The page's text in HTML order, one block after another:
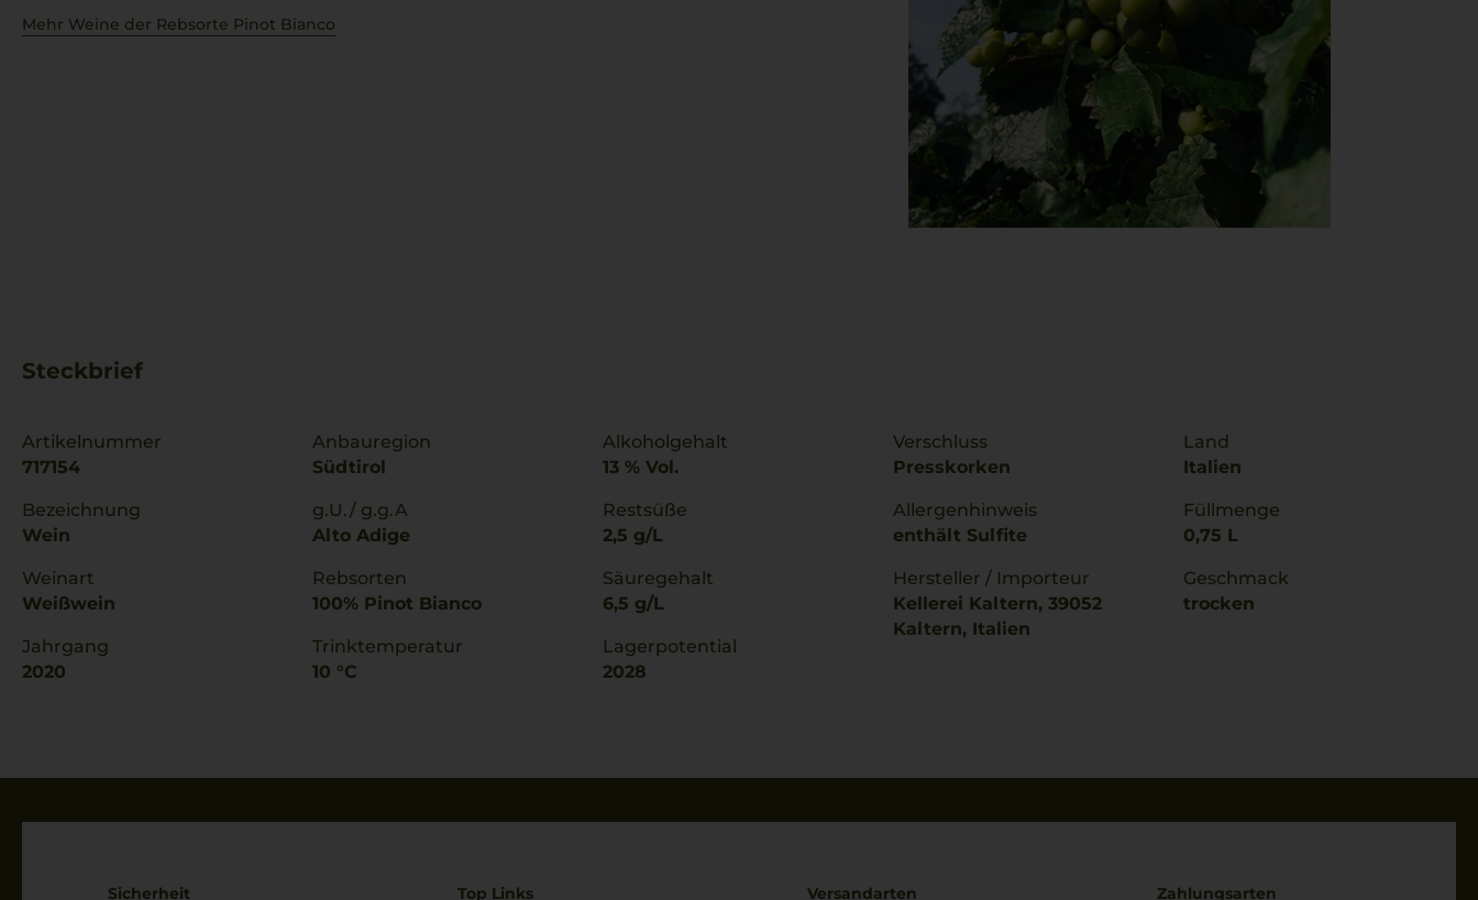
Mehr Weine der Rebsorte Pinot Bianco
Steckbrief
Artikelnummer
717154
Bezeichnung
Wein
Weinart
Weißwein
Jahrgang
2020
Anbauregion
Südtirol
g.U./ g.g.A
Alto Adige
Rebsorten
100% Pinot Bianco
Trinktemperatur
10 °C
Alkoholgehalt
13 % Vol.
Restsüße
2,5 g/L
Säuregehalt
6,5 g/L
Lagerpotential
2028
Verschluss
Presskorken
Allergenhinweis
enthält Sulfite
Hersteller / Importeur
Kellerei Kaltern, 39052
Kaltern, Italien
Land
Italien
Füllmenge
0,75 L
Geschmack
trocken
Sicherheit Top Links Versandarten Zahlungsarten